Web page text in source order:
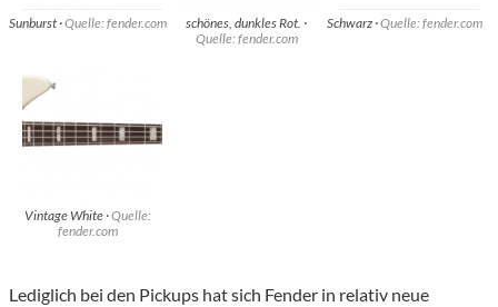
Sunburst ·Quelle: fender.com
schönes, dunkles Rot. ·
Quelle: fender.com
Schwarz ·Quelle: fender.com
Vintage White ·Quelle:
fender.com
Lediglich bei den Pickups hat sich Fender in relativ neue